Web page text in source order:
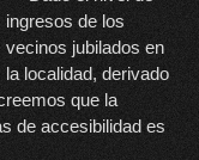
ingresos de los
vecinos jubilados en
la localidad, derivado
que la
de accesibilidad es